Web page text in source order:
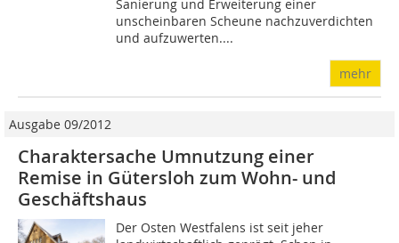
Sanierung und Erweiterung einer
unscheinbaren Scheune nachzuverdichten
und aufzuwerten....
mehr
Ausgabe 09/2012
Charaktersache Umnutzung einer
Remise in Gütersloh zum Wohn- und
Geschäftshaus
Der Osten Westfalens ist seit jeher